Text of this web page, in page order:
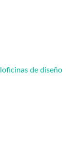
oficinas de diseño